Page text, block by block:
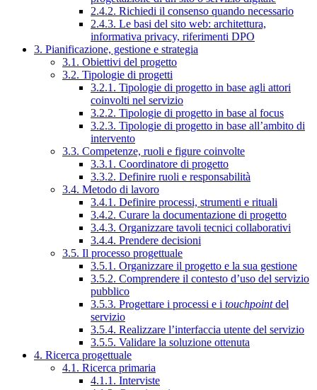
2.4.2. Richiedi il consenso quando necessario
2.4.3. Le basi del sito web: architettura,
informativa privacy, riferimenti DPO
3. Pianificazione, gestione e strategia
3.1. Obiettivi del progetto
3.2. Tipologie di progetti
3.2.1. Tipologie di progetto in base agli attori
coinvolti nel servizio
3.2.2. Tipologie di progetto in base al focus
3.2.3. Tipologie di progetto in base all’ambito di
intervento
3.3. Competenze, ruoli e figure coinvolte
3.3.1. Coordinatore di progetto
3.3.2. Definire ruoli e responsabilità
3.4. Metodo di lavoro
3.4.1. Definire processi, strumenti e rituali
3.4.2. Curare la documentazione di progetto
3.4.3. Organizzare tavoli tecnici collaborativi
3.4.4. Prendere decisioni
3.5. Il processo progettuale
3.5.1. Organizzare il progetto e la sua gestione
3.5.2. Comprendere il contesto d’uso del servizio
pubblico
3.5.3. Progettare i processi e i touchpointdel
servizio
3.5.4. Realizzare l’interfaccia utente del servizio
3.5.5. Validare la soluzione ottenuta
4. Ricerca progettuale
4.1. Ricerca primaria
4.1.1. Interviste